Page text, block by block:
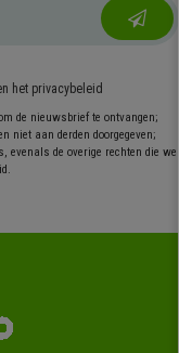
het privacybeleid
de nieuwsbrief te ontvangen;
niet aan derden doorgegeven;
evenals de overige rechten die we